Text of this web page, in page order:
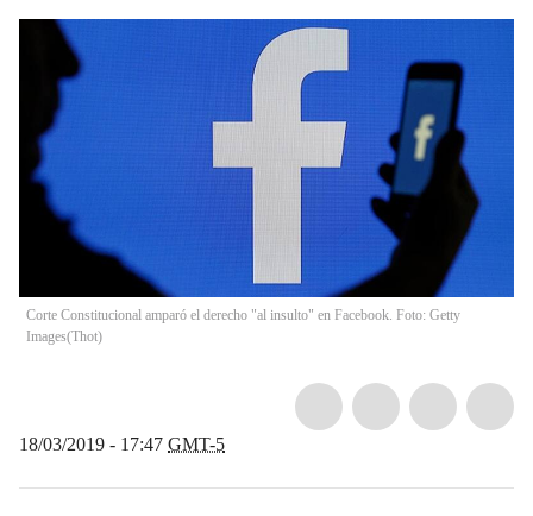
Corte Constitucional amparó el derecho "al insulto" en Facebook. Foto: Getty
Images(Thot)
18/03/2019 - 17:47 GMT-5